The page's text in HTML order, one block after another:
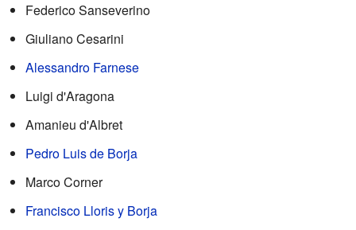
Federico Sanseverino
Giuliano Cesarini
Alessandro Farnese
Luigi d'Aragona
Amanieu d'Albret
Pedro Luis de Borja
Marco Corner
Francisco Lloris y Borja